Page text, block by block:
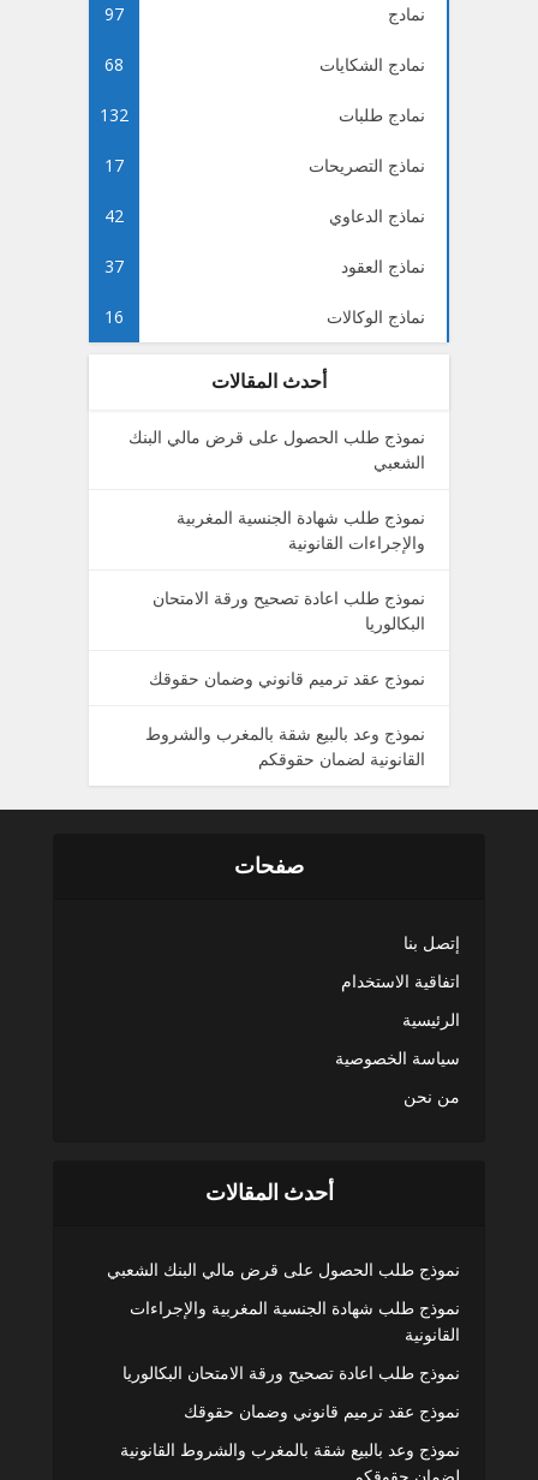
نمادج 97
نمادج الشكايات 68
نمادج طلبات 132
نماذج التصريحات 17
نماذج الدعاوي 42
نماذج العقود 37
نماذج الوكالات 16
أحدث المقالات
نموذج طلب الحصول على قرض مالي البنك
الشعبي
نموذج طلب شهادة الجنسية المغربية
والإجراءات القانونية
نموذج طلب اعادة تصحيح ورقة الامتحان
البكالوريا
نموذج عقد ترميم قانوني وضمان حقوقك
نموذج وعد بالبيع شقة بالمغرب والشروط
القانونية لضمان حقوقكم
صفحات
إتصل بنا
اتفاقية الاستخدام
الرئيسية
سياسة الخصوصية
من نحن
أحدث المقالات
نموذج طلب الحصول على قرض مالي البنك الشعبي
نموذج طلب شهادة الجنسية المغربية والإجراءات
القانونية
نموذج طلب اعادة تصحيح ورقة الامتحان البكالوريا
نموذج عقد ترميم قانوني وضمان حقوقك
نموذج وعد بالبيع شقة بالمغرب والشروط القانونية